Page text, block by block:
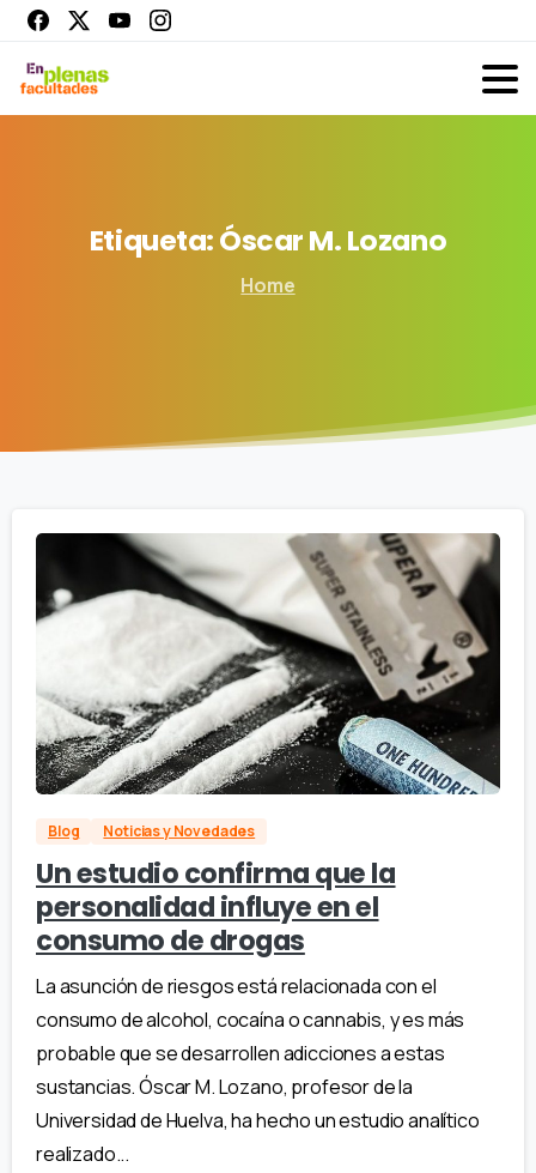
Etiqueta:ÓscarM.Lozano
Home
Blog Noticias y Novedades
Un estudio confirma que la
personalidad influye en el
consumo de drogas
La asunción de riesgos está relacionada con el
consumo de alcohol, cocaína o cannabis, y es más
probable que se desarrollen adicciones a estas
sustancias. Óscar M. Lozano, profesor de la
Universidad de Huelva, ha hecho un estudio analítico
realizado...